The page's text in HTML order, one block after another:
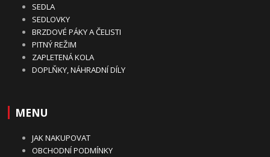
SEDLA
SEDLOVKY
BRZDOVÉ PÁKY A ČELISTI
PITNÝ REŽIM
ZAPLETENÁ KOLA
DOPLŇKY, NÁHRADNÍ DÍLY
MENU
JAK NAKUPOVAT
OBCHODNÍ PODMÍNKY